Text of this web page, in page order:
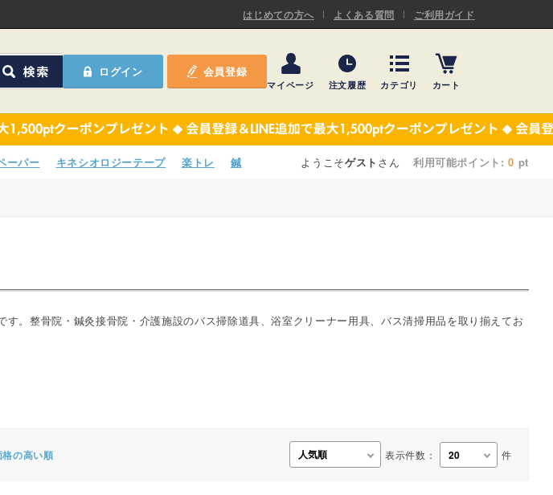
はじめての方へ よくある質問 ご利用ガイド
ログイン 会員登録
マイページ 注文履歴 カテゴリ
オリジナル商品 ASキネシオロジーテープ
カート
ーパー キネシオロジーテープ 楽トレ 鍼 ようこそゲスト さん 利用可能ポイント:0 pt
。整骨院・鍼灸接骨院・介護施設のバス掃除道具、浴室クリーナー用具、バス清掃用品を取り揃えてお
格の高い順 表示件数： 件
ほねつぎHot 機材・機材消耗品
鍼灸用品 テーピング
サポーター 施術ベッド・マクラ
A-COMS 【楽トレ】機器付属品